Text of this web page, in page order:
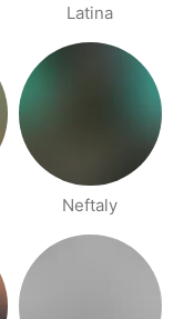
Latina
Neftaly